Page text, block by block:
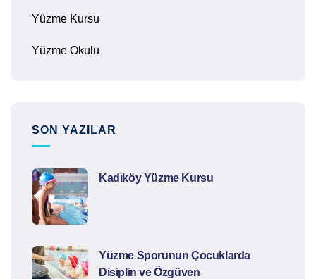
Yüzme Kursu
Yüzme Okulu
SON YAZILAR
Kadıköy Yüzme Kursu
Yüzme Sporunun Çocuklarda
Disiplin ve Özgüven